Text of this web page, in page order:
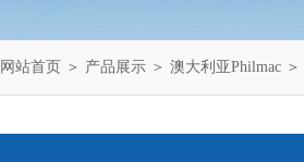
网站首页 ＞ 产品展示 ＞ 澳大利亚Philmac ＞